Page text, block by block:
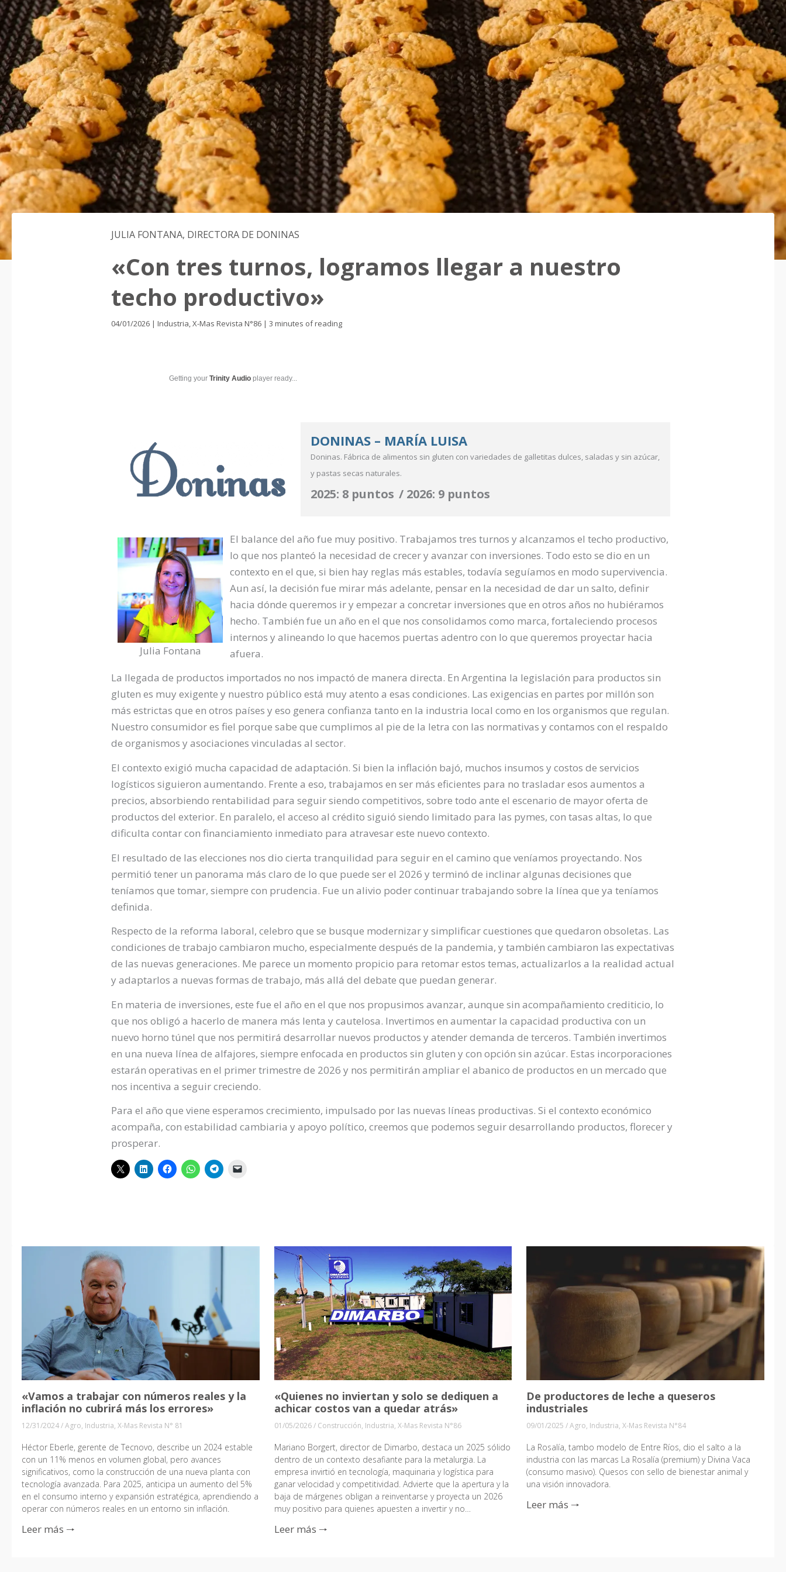
JULIA FONTANA, DIRECTORA DE DONINAS
«Con tres turnos, logramos llegar a nuestro
techo productivo»
04/01/2026 | Industria,X-Mas Revista N°86 | 3 minutes of reading
Getting your Trinity Audio player ready...
DONINAS – MARÍA LUISA
Doninas. Fábrica de alimentos sin gluten con variedades de galletitas dulces, saladas y sin azúcar,
y pastas secas naturales.
2025: 8 puntos / 2026: 9 puntos
Julia Fontana
El balance del año fue muy positivo. Trabajamos tres turnos y alcanzamos el techo productivo,
lo que nos planteó la necesidad de crecer y avanzar con inversiones. Todo esto se dio en un
contexto en el que, si bien hay reglas más estables, todavía seguíamos en modo supervivencia.
Aun así, la decisión fue mirar más adelante, pensar en la necesidad de dar un salto, definir
hacia dónde queremos ir y empezar a concretar inversiones que en otros años no hubiéramos
hecho. También fue un año en el que nos consolidamos como marca, fortaleciendo procesos
internos y alineando lo que hacemos puertas adentro con lo que queremos proyectar hacia
afuera.
La llegada de productos importados no nos impactó de manera directa. En Argentina la legislación para productos sin
gluten es muy exigente y nuestro público está muy atento a esas condiciones. Las exigencias en partes por millón son
más estrictas que en otros países y eso genera confianza tanto en la industria local como en los organismos que regulan.
Nuestro consumidor es fiel porque sabe que cumplimos al pie de la letra con las normativas y contamos con el respaldo
de organismos y asociaciones vinculadas al sector.
El contexto exigió mucha capacidad de adaptación. Si bien la inflación bajó, muchos insumos y costos de servicios
logísticos siguieron aumentando. Frente a eso, trabajamos en ser más eficientes para no trasladar esos aumentos a
precios, absorbiendo rentabilidad para seguir siendo competitivos, sobre todo ante el escenario de mayor oferta de
productos del exterior. En paralelo, el acceso al crédito siguió siendo limitado para las pymes, con tasas altas, lo que
dificulta contar con financiamiento inmediato para atravesar este nuevo contexto.
El resultado de las elecciones nos dio cierta tranquilidad para seguir en el camino que veníamos proyectando. Nos
permitió tener un panorama más claro de lo que puede ser el 2026 y terminó de inclinar algunas decisiones que
teníamos que tomar, siempre con prudencia. Fue un alivio poder continuar trabajando sobre la línea que ya teníamos
definida.
Respecto de la reforma laboral, celebro que se busque modernizar y simplificar cuestiones que quedaron obsoletas. Las
condiciones de trabajo cambiaron mucho, especialmente después de la pandemia, y también cambiaron las expectativas
de las nuevas generaciones. Me parece un momento propicio para retomar estos temas, actualizarlos a la realidad actual
y adaptarlos a nuevas formas de trabajo, más allá del debate que puedan generar.
En materia de inversiones, este fue el año en el que nos propusimos avanzar, aunque sin acompañamiento crediticio, lo
que nos obligó a hacerlo de manera más lenta y cautelosa. Invertimos en aumentar la capacidad productiva con un
nuevo horno túnel que nos permitirá desarrollar nuevos productos y atender demanda de terceros. También invertimos
en una nueva línea de alfajores, siempre enfocada en productos sin gluten y con opción sin azúcar. Estas incorporaciones
estarán operativas en el primer trimestre de 2026 y nos permitirán ampliar el abanico de productos en un mercado que
nos incentiva a seguir creciendo.
Para el año que viene esperamos crecimiento, impulsado por las nuevas líneas productivas. Si el contexto económico
acompaña, con estabilidad cambiaria y apoyo político, creemos que podemos seguir desarrollando productos, florecer y
prosperar.
«Vamos a trabajar con números reales y la
inflación no cubrirá más los errores»
12/31/2024/Agro, Industria, X-Mas Revista N° 81
Héctor Eberle, gerente de Tecnovo, describe un 2024 estable
con un 11% menos en volumen global, pero avances
significativos, como la construcción de una nueva planta con
tecnología avanzada. Para 2025, anticipa un aumento del 5%
en el consumo interno y expansión estratégica, aprendiendo a
operar con números reales en un entorno sin inflación.
Leer más 🠒
«Quienes no inviertan y solo se dediquen a
achicar costos van a quedar atrás»
01/05/2026/ Construcción, Industria, X-Mas Revista N°86
Mariano Borgert, director de Dimarbo, destaca un 2025 sólido
dentro de un contexto desafiante para la metalurgia. La
empresa invirtió en tecnología, maquinaria y logística para
ganar velocidad y competitividad. Advierte que la apertura y la
baja de márgenes obligan a reinventarse y proyecta un 2026
muy positivo para quienes apuesten a invertir y no…
Leer más 🠒
De productores de leche a queseros
industriales
09/01/2025/Agro, Industria,X-Mas Revista N°84
La Rosalía, tambo modelo de Entre Ríos, dio el salto a la
industria con las marcas La Rosalía (premium) y Divina Vaca
(consumo masivo). Quesos con sello de bienestar animal y
una visión innovadora.
Leer más 🠒